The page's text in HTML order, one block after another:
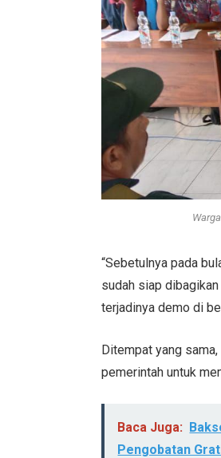
“Sebetulnya pada
sudah siap
terjadinya demo di
Ditempat yang
pemerintah untuk
Baca Juga:
Pengobatan